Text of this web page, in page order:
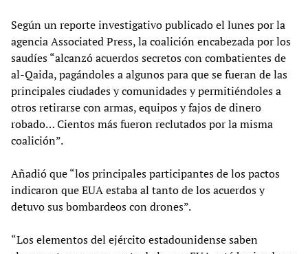
Según un reporte investigativo publicado el lunes por la
agencia Associated Press, la coalición encabezada por los
saudíes “alcanzó acuerdos secretos con combatientes de
al-Qaida, pagándoles a algunos para que se fueran de las
principales ciudades y comunidades y permitiéndoles a
otros retirarse con armas, equipos y fajos de dinero
robado… Cientos más fueron reclutados por la misma
coalición”.
Añadió que “los principales participantes de los pactos
indicaron que EUA estaba al tanto de los acuerdos y
detuvo sus bombardeos con drones”.
“Los elementos del ejército estadounidense saben